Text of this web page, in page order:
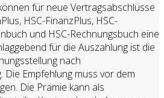
für neue Vertragsabschlüsse
HSC-FinanzPlus, HSC-
und HSC-Rechnungsbuch eine
für die Auszahlung ist die
nach
Die Empfehlung muss vor dem
Die Prämie kann als